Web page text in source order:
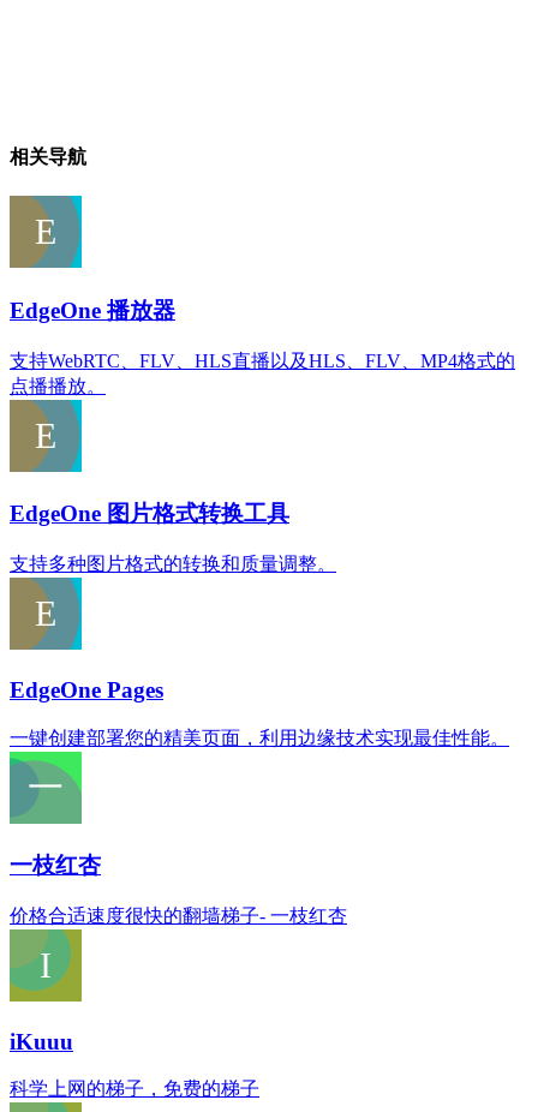
相关导航
EdgeOne 播放器
支持WebRTC、FLV、HLS直播以及HLS、FLV、MP4格式的
点播播放。
EdgeOne 图片格式转换工具
支持多种图片格式的转换和质量调整。
EdgeOne Pages
一键创建部署您的精美页面，利用边缘技术实现最佳性能。
一枝红杏
价格合适速度很快的翻墙梯子- 一枝红杏
iKuuu
科学上网的梯子，免费的梯子